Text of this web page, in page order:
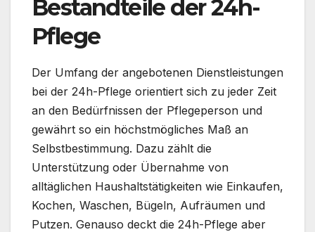
Bestandteile der 24h-
Pflege
Der Umfang der angebotenen Dienstleistungen
bei der 24h-Pflege orientiert sich zu jeder Zeit
an den Bedürfnissen der Pflegeperson und
gewährt so ein höchstmögliches Maß an
Selbstbestimmung. Dazu zählt die
Unterstützung oder Übernahme von
alltäglichen Haushaltstätigkeiten wie Einkaufen,
Kochen, Waschen, Bügeln, Aufräumen und
Putzen. Genauso deckt die 24h-Pflege aber